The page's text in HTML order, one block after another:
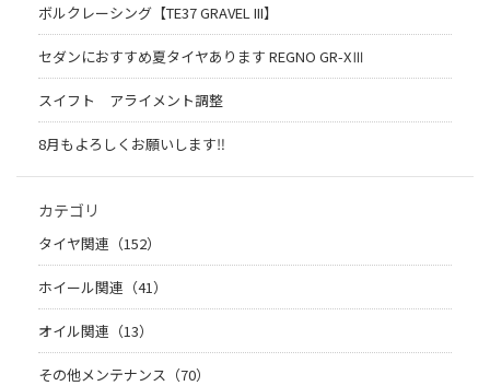
ボルクレーシング【TE37 GRAVEL III】
セダンにおすすめ夏タイヤあります REGNO GR-XⅢ
スイフト アライメント調整
8月もよろしくお願いします‼︎
カテゴリ
タイヤ関連（152）
ホイール関連（41）
オイル関連（13）
その他メンテナンス（70）